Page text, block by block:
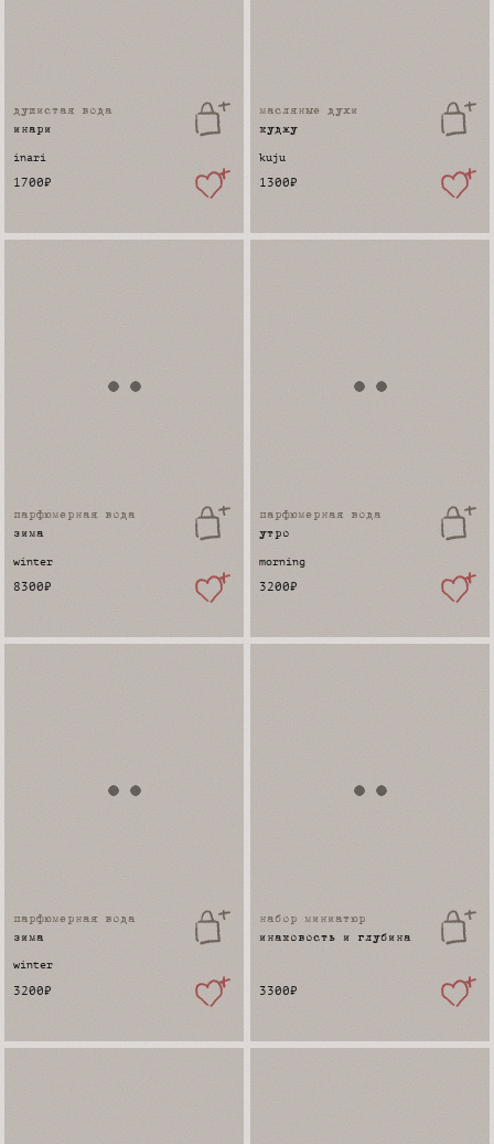
душистая вода
инари
inari
1700₽
масляные духи
куджу
kuju
1300₽
парфюмерная вода
зима
winter
8300₽
парфюмерная вода
утро
morning
3200₽
парфюмерная вода
зима
winter
3200₽
набор миниатюр
инаковость и глубина
3300₽